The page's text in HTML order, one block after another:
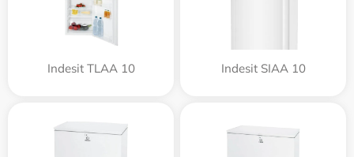
Indesit TLAA 10 Indesit SIAA 10